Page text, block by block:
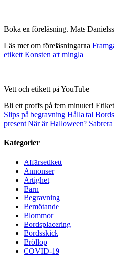
Boka en föreläsning. Mats
Läs mer om föreläsningarna
etikett Konsten att mingla
Vett och etikett på YouTube
Bli ett proffs på fem minuter!
Slips på begravning Hålla tal
present När är Halloween?
Kategorier
Affärsetikett
Annonser
Artighet
Barn
Begravning
Bemötande
Blommor
Bordsplacering
Bordsskick
Bröllop
COVID-19